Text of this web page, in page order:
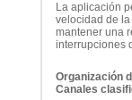
La aplicación
velocidad de
mantener una
interrupciones
Organización
Canales